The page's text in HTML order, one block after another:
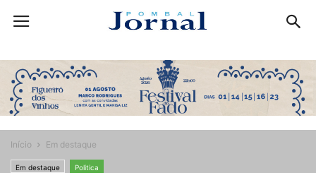
Início Em destaque
Em destaque Politica